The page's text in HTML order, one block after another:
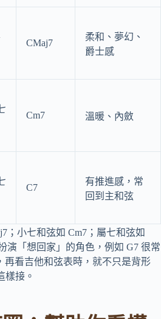
CMaj7
柔和、夢幻、
爵士感
Cm7 溫暖、內斂
C7
有推進感，常
回到主和弦
；小七和弦如 Cm7；屬七和弦如
演「想回家」的角色，例如 G7 很常
再看吉他和弦表時，就不只是背形
樣接。